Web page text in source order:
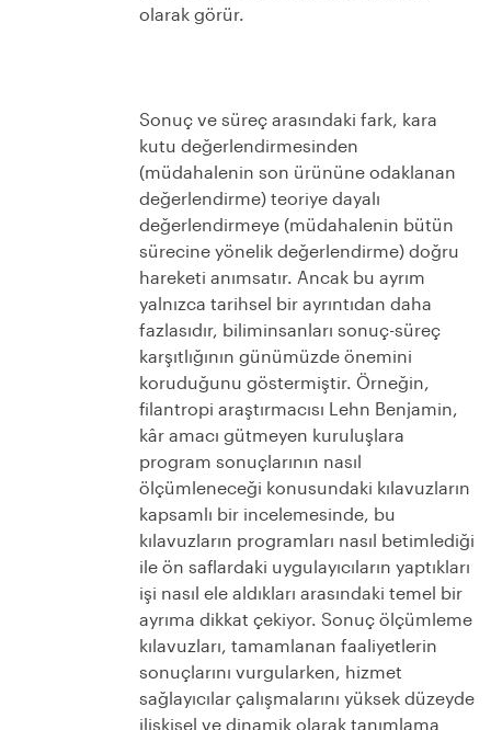
olarak görür.
Sonuç ve süreç arasındaki fark, kara
kutu değerlendirmesinden
(müdahalenin son ürününe odaklanan
değerlendirme) teoriye dayalı
değerlendirmeye (müdahalenin bütün
sürecine yönelik değerlendirme) doğru
hareketi anımsatır. Ancak bu ayrım
yalnızca tarihsel bir ayrıntıdan daha
fazlasıdır, biliminsanları sonuç-süreç
karşıtlığının günümüzde önemini
koruduğunu göstermiştir. Örneğin,
filantropi araştırmacısı Lehn Benjamin,
kâr amacı gütmeyen kuruluşlara
program sonuçlarının nasıl
ölçümleneceği konusundaki kılavuzların
kapsamlı bir incelemesinde, bu
kılavuzların programları nasıl betimlediği
ile ön saflardaki uygulayıcıların yaptıkları
işi nasıl ele aldıkları arasındaki temel bir
ayrıma dikkat çekiyor. Sonuç ölçümleme
kılavuzları, tamamlanan faaliyetlerin
sonuçlarını vurgularken, hizmet
sağlayıcılar çalışmalarını yüksek düzeyde
ilişkisel ve dinamik olarak tanımlama